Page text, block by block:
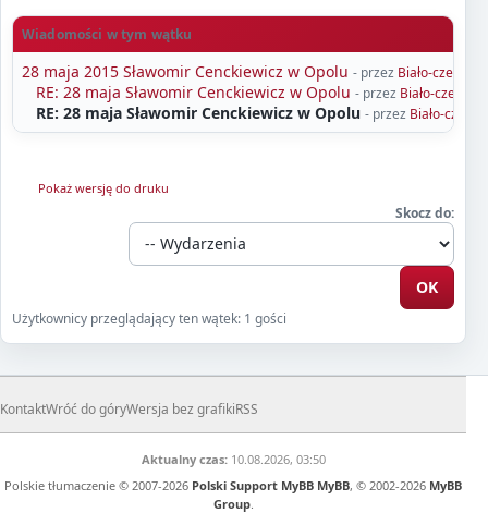
Wiadomości w tym wątku
28 maja 2015 Sławomir Cenckiewicz w Opolu - przez Biało-
RE: 28 maja Sławomir Cenckiewicz w Opolu - przez Biało-
RE: 28 maja Sławomir Cenckiewicz w Opolu - przez Biało-
Pokaż wersję do druku
Skocz do:
Użytkownicy przeglądający ten wątek: 1 gości
KontaktWróć do góryWersja bez grafikiRSS
Aktualny czas:10.08.2026, 03:50
Polskie tłumaczenie © 2007-2026 Polski Support MyBB MyBB, © 2002-2026 MyBB
Group.